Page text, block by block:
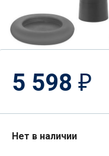
5 598 ₽
Нет в наличии